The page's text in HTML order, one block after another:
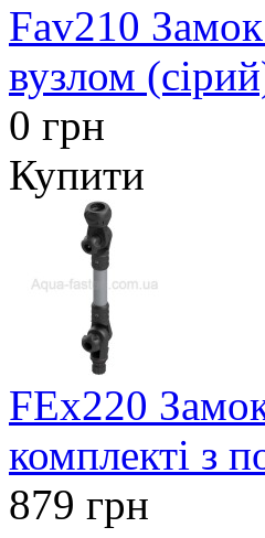
Fav210
вузлом
0 грн
Купити
FEx220
комплекті з
879 грн